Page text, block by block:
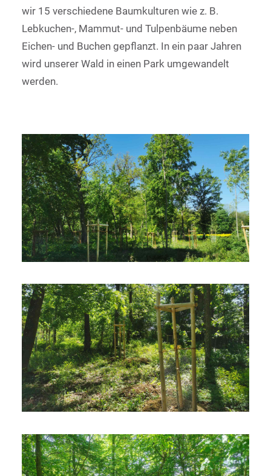
wir 15 verschiedene Baumkulturen wie z. B.
Lebkuchen-, Mammut- und Tulpenbäume neben
Eichen- und Buchen gepflanzt. In ein paar Jahren
wird unserer Wald in einen Park umgewandelt
werden.